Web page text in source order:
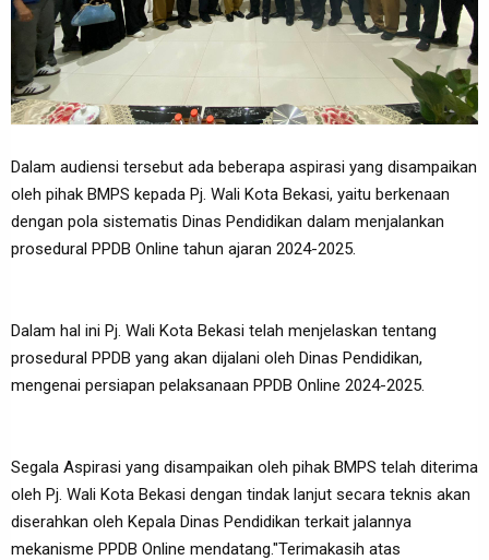
Dalam audiensi tersebut ada beberapa aspirasi yang disampaikan
oleh pihak BMPS kepada Pj. Wali Kota Bekasi, yaitu berkenaan
dengan pola sistematis Dinas Pendidikan dalam menjalankan
prosedural PPDB Online tahun ajaran 2024-2025.
Dalam hal ini Pj. Wali Kota Bekasi telah menjelaskan tentang
prosedural PPDB yang akan dijalani oleh Dinas Pendidikan,
mengenai persiapan pelaksanaan PPDB Online 2024-2025.
Segala Aspirasi yang disampaikan oleh pihak BMPS telah diterima
oleh Pj. Wali Kota Bekasi dengan tindak lanjut secara teknis akan
diserahkan oleh Kepala Dinas Pendidikan terkait jalannya
mekanisme PPDB Online mendatang."Terimakasih atas